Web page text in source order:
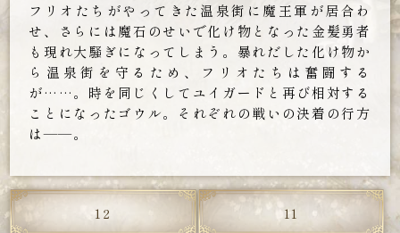
フリオたちがやってきた温泉街に魔王軍が居合わ
せ、さらには魔石のせいで化け物となった金髪勇者
も現れ大騒ぎになってしまう。暴れだした化け物か
ら温泉街を守るため、フリオたちは奮闘する
が……。時を同じくしてユイガードと再び相対する
ことになったゴウル。それぞれの戦いの決着の行方
は——。
12 11